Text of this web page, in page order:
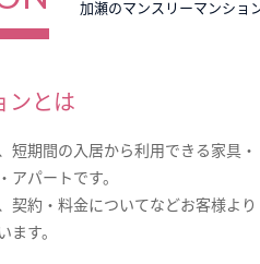
加瀬のマンスリーマンシ
ンとは
短期間の入居から利用できる家具・
パートです。
契約・料金についてなどお客様より
す。